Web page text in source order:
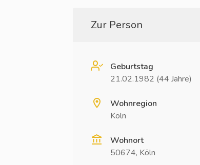
Zur Person
Geburtstag
21.02.1982 (44 Jahre)
Wohnregion
Köln
Wohnort
50674, Köln